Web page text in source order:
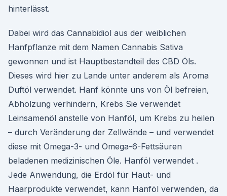
hinterlässt.
Dabei wird das Cannabidiol aus der weiblichen
Hanfpflanze mit dem Namen Cannabis Sativa
gewonnen und ist Hauptbestandteil des CBD Öls.
Dieses wird hier zu Lande unter anderem als Aroma
Duftöl verwendet. Hanf könnte uns von Öl befreien,
Abholzung verhindern, Krebs Sie verwendet
Leinsamenöl anstelle von Hanföl, um Krebs zu heilen
– durch Veränderung der Zellwände – und verwendet
diese mit Omega-3- und Omega-6-Fettsäuren
beladenen medizinischen Öle. Hanföl verwendet .
Jede Anwendung, die Erdöl für Haut- und
Haarprodukte verwendet, kann Hanföl verwenden, da